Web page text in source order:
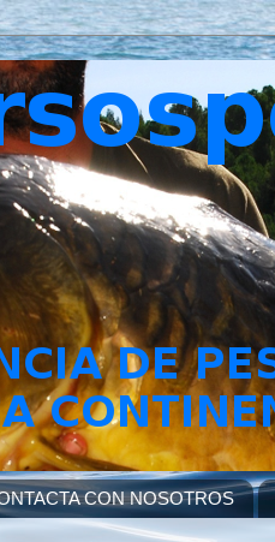
CON NOSOTROS